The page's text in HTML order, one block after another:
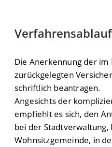
Verfahrensablauf
Die Anerkennung der
zurückgelegten
schriftlich beantragen.
Angesichts der
empfiehlt es sich, den
bei der Stadtverwaltung,
Wohnsitzgemeinde, in